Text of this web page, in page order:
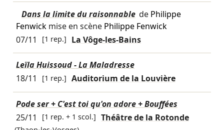
Dans la limite du raisonnable de Philippe
Fenwickmise en scène Philippe Fenwick
07/11
[1 rep.] La Vôge-les-Bains
Leïla Huissoud - La Maladresse
18/11
[1 rep.] Auditorium de la Louvière
Pode ser + C'est toi qu'on adore + Bouffées
25/11
[1 rep. + 1 scol.] Théâtre de la Rotonde